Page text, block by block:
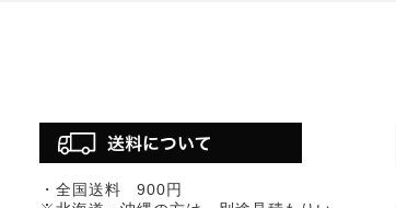
・全国送料 900円